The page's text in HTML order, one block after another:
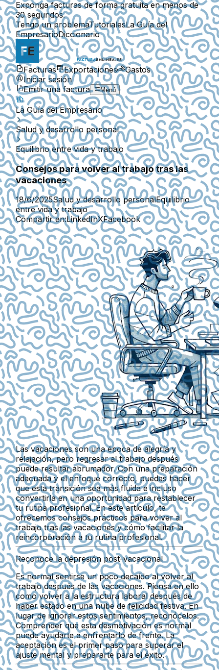
Exponga facturas de forma gratuita en menos de
30 segundos.
Tengo un problemaTutorialesLa Guía del
EmpresarioDiccionario
Facturas Exportaciones
Gastos
Iniciar sesión
Emitir una factura
Menú
La Guía del Empresario
Salud y desarrollo personal
Equilibrio entre vida y trabajo
Consejos para volver al trabajo tras las
vacaciones
18/6/2025Salud y desarrollo personalEquilibrio
entre vida y trabajo
Compartir en:LinkedInXFacebook
Las vacaciones son una época de alegría y
relajación, pero regresar al trabajo después
puede resultar abrumador. Con una preparación
adecuada y el enfoque correcto, puedes hacer
que esta transición sea más fluida e incluso
convertirla en una oportunidad para restablecer
tu rutina profesional. En este artículo, te
ofrecemos consejos prácticos para volver al
trabajo tras las vacaciones y cómo facilitar la
reincorporación a tu rutina profesional.
Reconoce la depresión post-vacacional
Es normal sentirse un poco decaído al volver al
trabajo después de las vacaciones. Piensa en ello
como volver a la estructura laboral después de
haber estado en una nube de felicidad festiva. En
lugar de ignorar estos sentimientos, reconócelos.
Comprender que esta desmotivación es normal
puede ayudarte a enfrentarlo de frente. La
aceptación es el primer paso para superar el
ajuste mental y prepararte para el éxito.